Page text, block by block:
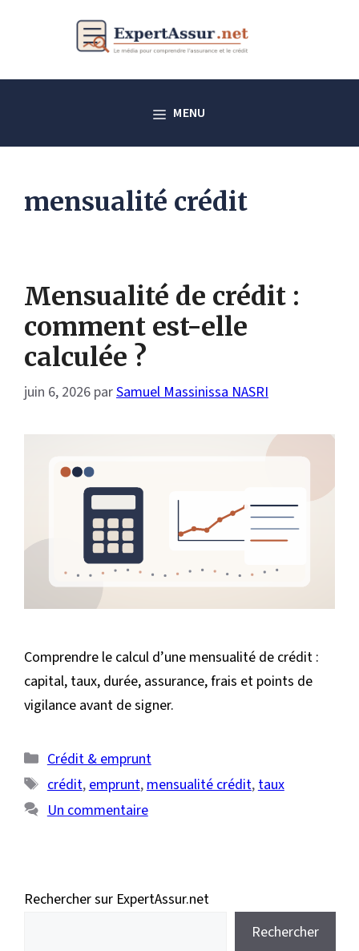
MENU
mensualité crédit
Mensualité de crédit :
comment est-elle
calculée ?
juin 6, 2026 parSamuel Massinissa NASRI
Comprendre le calcul d’une mensualité de crédit :
capital, taux, durée, assurance, frais et points de
vigilance avant de signer.
Catégories
Crédit & emprunt
Étiquettes
crédit,emprunt,mensualité crédit,taux
Un commentaire
Rechercher sur ExpertAssur.net
Rechercher